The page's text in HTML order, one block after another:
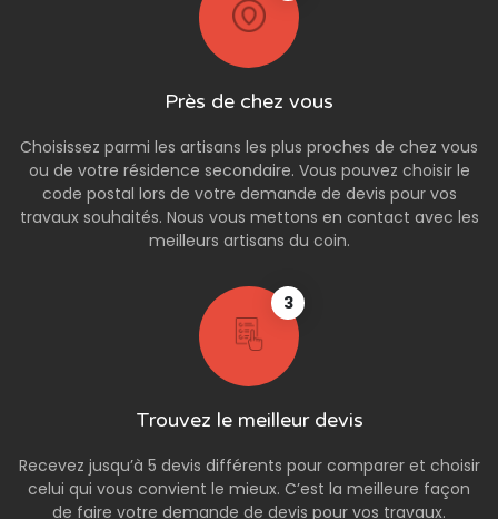
Près de chez vous
Choisissez parmi les artisans les plus proches de chez vous
ou de votre résidence secondaire. Vous pouvez choisir le
code postal lors de votre demande de devis pour vos
travaux souhaités. Nous vous mettons en contact avec les
meilleurs artisans du coin.
3
Trouvez le meilleur devis
Recevez jusqu’à 5 devis différents pour comparer et choisir
celui qui vous convient le mieux. C’est la meilleure façon
de faire votre demande de devis pour vos travaux.